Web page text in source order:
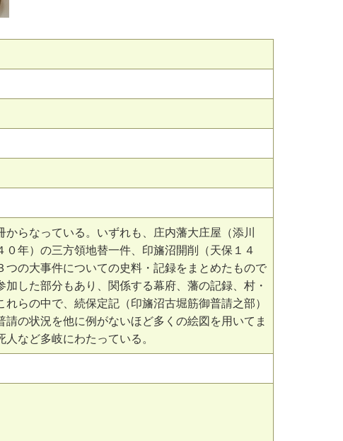
らなっている。いずれも、庄内藩大庄屋（添川
年）の三方領地替一件、印旛沼開削（天保１４
の大事件についての史料・記録をまとめたもので
した部分もあり、関係する幕府、藩の記録、村・
らの中で、続保定記（印旛沼古堀筋御普請之部）
の状況を他に例がないほど多くの絵図を用いてま
など多岐にわたっている。